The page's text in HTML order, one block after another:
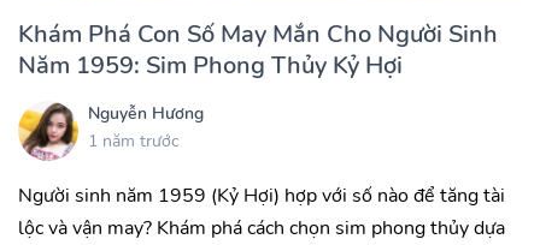
Khám Phá Con Số May Mắn Cho Người Sinh
Năm 1959: Sim Phong Thủy Kỷ Hợi
Nguyễn Hương
1 năm trước
Người sinh năm 1959 (Kỷ Hợi) hợp với số nào để tăng tài
lộc và vận may? Khám phá cách chọn sim phong thủy dựa